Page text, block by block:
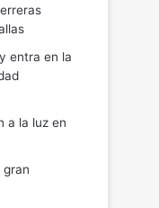
entra en la
a la luz en
gran